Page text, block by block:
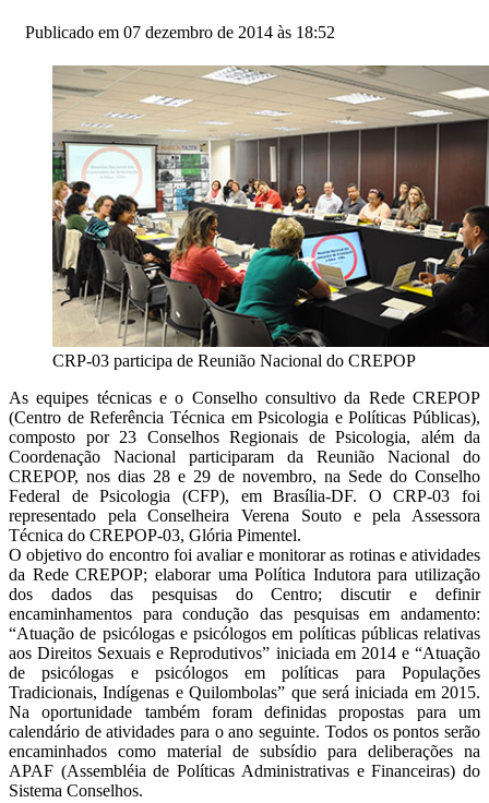
Publicado em 07 dezembro de 2014 às 18:52
CRP-03 participa de Reunião Nacional do CREPOP
As equipes técnicas e o Conselho consultivo da Rede CREPOP
(Centro de Referência Técnica em Psicologia e Políticas Públicas),
composto por 23 Conselhos Regionais de Psicologia, além da
Coordenação Nacional participaram da Reunião Nacional do
CREPOP, nos dias 28 e 29 de novembro, na Sede do Conselho
Federal de Psicologia (CFP), em Brasília-DF. O CRP-03 foi
representado pela Conselheira Verena Souto e pela Assessora
Técnica do CREPOP-03, Glória Pimentel.
O objetivo do encontro foi avaliar e monitorar as rotinas e atividades
da Rede CREPOP; elaborar uma Política Indutora para utilização
dos dados das pesquisas do Centro; discutir e definir
encaminhamentos para condução das pesquisas em andamento:
“Atuação de psicólogas e psicólogos em políticas públicas relativas
aos Direitos Sexuais e Reprodutivos” iniciada em 2014 e “Atuação
de psicólogas e psicólogos em políticas para Populações
Tradicionais, Indígenas e Quilombolas” que será iniciada em 2015.
Na oportunidade também foram definidas propostas para um
calendário de atividades para o ano seguinte. Todos os pontos serão
encaminhados como material de subsídio para deliberações na
APAF (Assembléia de Políticas Administrativas e Financeiras) do
Sistema Conselhos.